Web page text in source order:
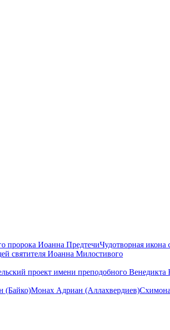
пророка Иоанна ПредтечиЧудотворная икона
святителя Иоанна Милостивого
проект имени преподобного Венедикта
(Байко)Монах Адриан (Аллахвердиев)